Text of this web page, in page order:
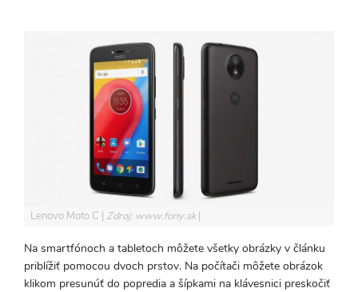
Lenovo Moto C Zdroj: www.fony.sk
Na smartfónoch a tabletoch môžete všetky obrázky v článku
priblížiť pomocou dvoch prstov. Na počítači môžete obrázok
klikom presunúť do popredia a šípkami na klávesnici preskočiť